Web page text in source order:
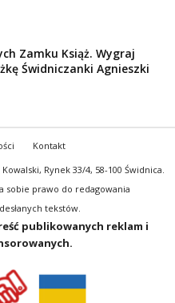
Zamku Książ. Wygraj
Świdniczanki Agnieszki
Kontakt
Rynek 33/4, 58-100 Świdnica.
sobie prawo do redagowania
tekstów.
publikowanych reklam i